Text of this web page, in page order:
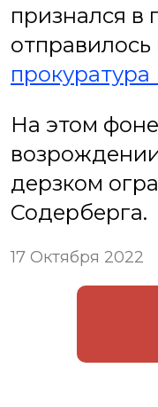
признался в
На этом
дерзком
Содерберга.
17 Октября 2022